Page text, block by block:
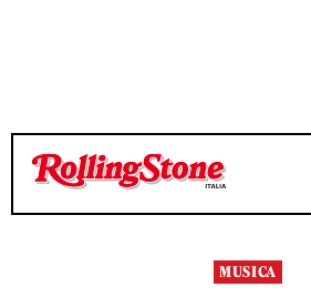
TEMPO DI LETTURA 7 MINUTI
TEMPO DI LETTURA 7 MINUTI
MUSICA